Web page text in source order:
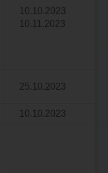
10.10.2023
10.11.2023
25.10.2023
10.10.2023